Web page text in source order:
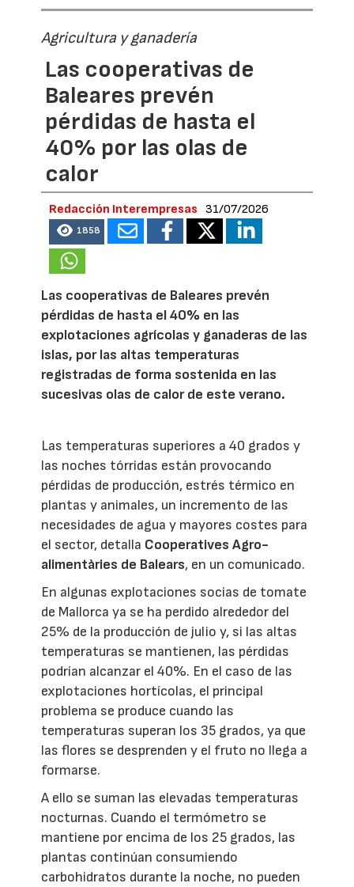
Agricultura y ganadería
Las cooperativas de
Baleares prevén
pérdidas de hasta el
40% por las olas de
calor
Redacción Interempresas 31/07/2026
1858
Las cooperativas de Baleares prevén
pérdidas de hasta el 40% en las
explotaciones agrícolas y ganaderas de las
islas, por las altas temperaturas
registradas de forma sostenida en las
sucesivas olas de calor de este verano.
Las temperaturas superiores a 40 grados y
las noches tórridas están provocando
pérdidas de producción, estrés térmico en
plantas y animales, un incremento de las
necesidades de agua y mayores costes para
el sector, detalla Cooperatives Agro-
alimentàries de Balears, en un comunicado.
En algunas explotaciones socias de tomate
de Mallorca ya se ha perdido alrededor del
25% de la producción de julio y, si las altas
temperaturas se mantienen, las pérdidas
podrían alcanzar el 40%. En el caso de las
explotaciones hortícolas, el principal
problema se produce cuando las
temperaturas superan los 35 grados, ya que
las flores se desprenden y el fruto no llega a
formarse.
A ello se suman las elevadas temperaturas
nocturnas. Cuando el termómetro se
mantiene por encima de los 25 grados, las
plantas continúan consumiendo
carbohidratos durante la noche, no pueden